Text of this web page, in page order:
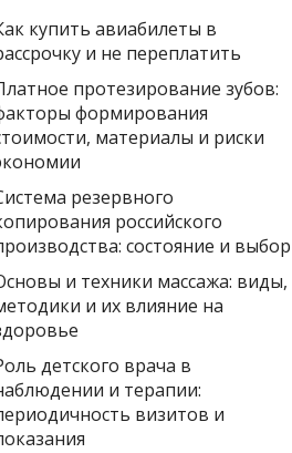
купить авиабилеты в
и не переплатить
протезирование зубов:
формирования
материалы и риски
резервного
российского
состояние и выбор
и техники массажа: виды,
и их влияние на
детского врача в
и терапии:
визитов и